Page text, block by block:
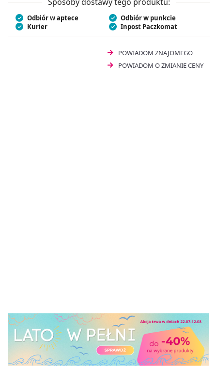
pichtowy 10 ml
i zyskaj sprawdzone wsparcie dla
codziennej profilaktyki.
naturalny olejek ,wspiera
odporność
Odbiór w aptece
Odbiór w punkcie
Kurier
Inpost Paczkomat
POWIADOM ZNAJOMEGO
POWIADOM O ZMIANIE CENY